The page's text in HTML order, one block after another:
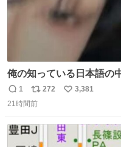
俺の知っている日本語の
い
返
信
1
リ
ポ
ト
272
い
数
3,381
21時間前